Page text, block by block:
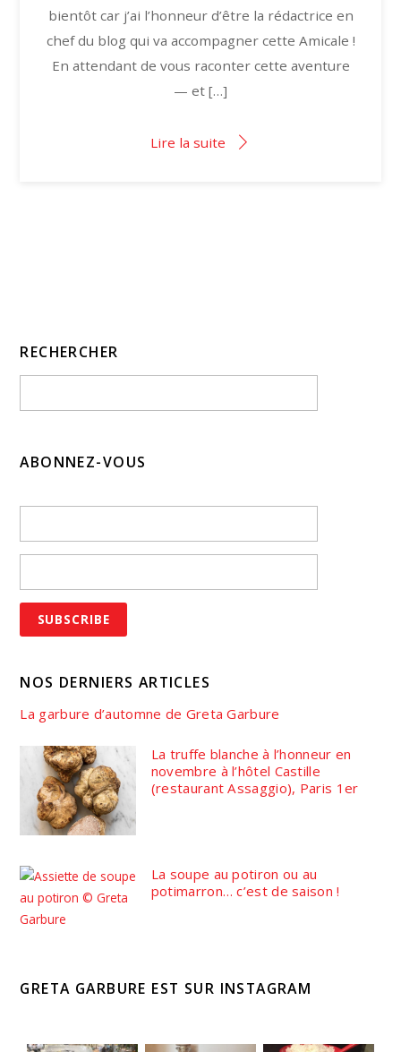
bientôt car j’ai l’honneur d’être la rédactrice en
chef du blog qui va accompagner cette Amicale !
En attendant de vous raconter cette aventure
— et […]
Lire la suite
RECHERCHER
ABONNEZ-VOUS
NOS DERNIERS ARTICLES
La garbure d’automne de Greta Garbure
La truffe blanche à l’honneur en
novembre à l’hôtel Castille
(restaurant Assaggio), Paris 1er
La soupe au potiron ou au
potimarron… c’est de saison !
GRETA GARBURE EST SUR INSTAGRAM